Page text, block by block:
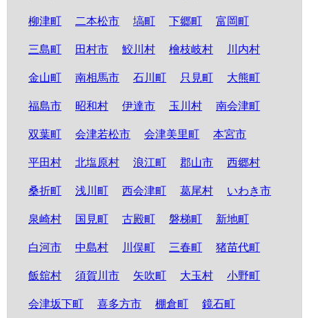
柳津町 二本松市 塙町 下郷町 富岡町
三島町 田村市 鮫川村 檜枝岐村 川内村
金山町 南相馬市 石川町 只見町 大熊町
福島市 昭和村 伊達市 玉川村 南会津町
双葉町 会津若松市 会津美里町 本宮市
平田村 北塩原村 浪江町 郡山市 西郷村
桑折町 浅川町 西会津町 葛尾村 いわき市
泉崎村 国見町 古殿町 磐梯町 新地町
白河市 中島村 川俣町 三春町 猪苗代町
飯舘村 須賀川市 矢吹町 大玉村 小野町
会津坂下町 喜多方市 棚倉町 鏡石町